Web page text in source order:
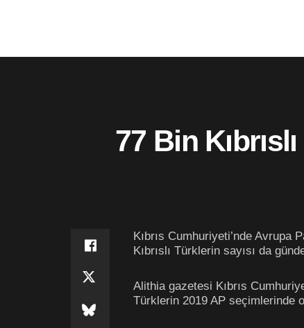
77 Bin
Kıbrıs Cumhuriyeti’nde
Kıbrıslı Türklerin sayısı da
Alithia gazetesi Kıbrıs
Türklerin 2019 AP seçimlerinde